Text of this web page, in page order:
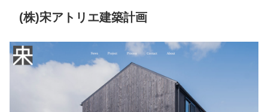
(株)宋アトリエ建築計画